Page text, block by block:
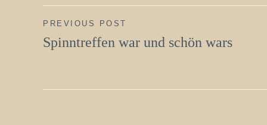
Beitragsnavigation
PREVIOUS POST
Spinntreffen war und schön wars